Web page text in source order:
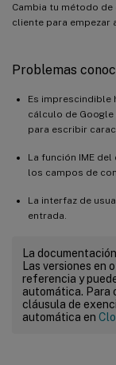
Cambia tu método
cliente para empezar
Problemas
Es imprescindible
cálculo de
para escribir
La función IME
los campos de
La interfaz de
entrada.
La
Las versiones en
referencia y
automática. Para
cláusula de
automática en